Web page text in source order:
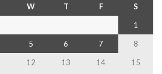
W T F
S
1
5 6 7
8
12 13 14
15